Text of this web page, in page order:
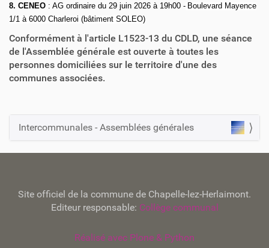
8. CENEO : AG ordinaire du 29 juin 2026 à 19h00 - Boulevard Mayence
1/1 à 6000 Charleroi (bâtiment SOLEO)
Conformément à l'article L1523-13 du CDLD, une séance
de l'Assemblée générale est ouverte à toutes les
personnes domiciliées sur le territoire d'une des
communes associées.
N
g
Intercommunales - Assemblées générales
Site officiel de la commune de Chapelle-lez-Herlaimont.
Editeur responsable: Collège communal
Réalisé avec Plone & Python